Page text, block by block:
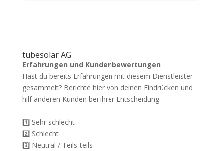
tubesolar AG
Erfahrungen und Kundenbewertungen
Hast du bereits Erfahrungen mit diesem Dienstleister
gesammelt? Berichte hier von deinen Eindrücken und
hilf anderen Kunden bei ihrer Entscheidung
1️⃣ Sehr schlecht
2️⃣ Schlecht
3️⃣ Neutral / Teils-teils